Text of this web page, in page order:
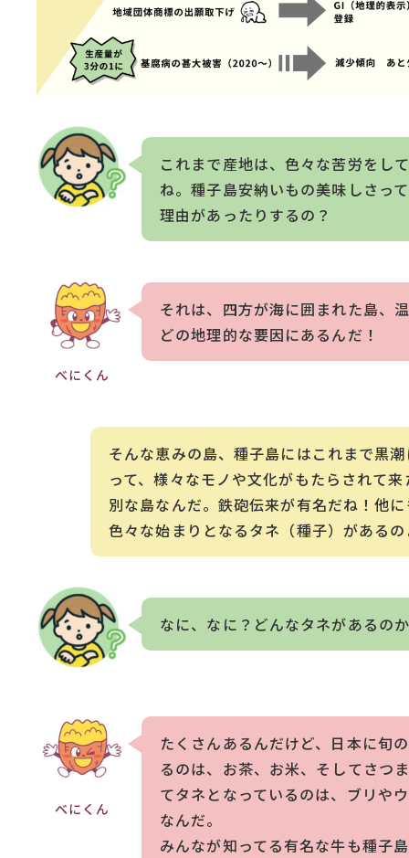
これまで産地は、色々な苦労をし
ね。種子島安納いもの美味しさっ
理由があったりするの？
べにくん
それは、四方が海に囲まれた島、
どの地理的な要因にあるんだ！
そんな恵みの島、種子島にはこれまで黒
って、様々なモノや文化がもたらされて来
別な島なんだ。鉄砲伝来が有名だね！他
色々な始まりとなるタネ（種子）がある
なに、なに？どんなタネがあるの
べにくん
たくさんあるんだけど、日本に旬
るのは、お茶、お米、そしてさつ
てタネとなっているのは、ブリや
なんだ。
みんなが知ってる有名な牛も種子